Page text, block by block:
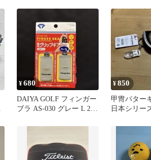
ースプレー
¥680
DAIYA GOLF フィンガー
ブラ AS-030 グレー L 2本
¥850
甲冑パター
日本シリー